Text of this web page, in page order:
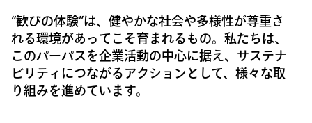
“歓びの体験”は、健やかな社会や多様性が尊重さ
れる環境があってこそ育まれるもの。私たちは、
このパーパスを企業活動の中心に据え、サステナ
ビリティにつながるアクションとして、様々な取
り組みを進めています。